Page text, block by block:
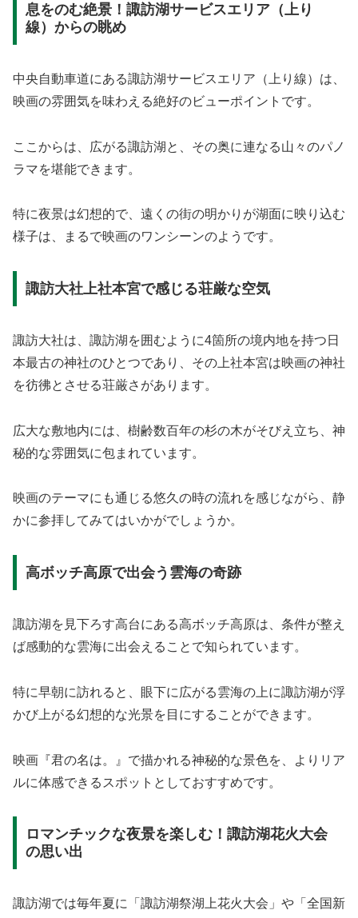
息をのむ絶景！諏訪湖サービスエリア（上り
線）からの眺め
中央自動車道にある諏訪湖サービスエリア（上り線）は、
映画の雰囲気を味わえる絶好のビューポイントです。
ここからは、広がる諏訪湖と、その奥に連なる山々のパノ
ラマを堪能できます。
特に夜景は幻想的で、遠くの街の明かりが湖面に映り込む
様子は、まるで映画のワンシーンのようです。
諏訪大社上社本宮で感じる荘厳な空気
諏訪大社は、諏訪湖を囲むように4箇所の境内地を持つ日
本最古の神社のひとつであり、その上社本宮は映画の神社
を彷彿とさせる荘厳さがあります。
広大な敷地内には、樹齢数百年の杉の木がそびえ立ち、神
秘的な雰囲気に包まれています。
映画のテーマにも通じる悠久の時の流れを感じながら、静
かに参拝してみてはいかがでしょうか。
高ボッチ高原で出会う雲海の奇跡
諏訪湖を見下ろす高台にある高ボッチ高原は、条件が整え
ば感動的な雲海に出会えることで知られています。
特に早朝に訪れると、眼下に広がる雲海の上に諏訪湖が浮
かび上がる幻想的な光景を目にすることができます。
映画『君の名は。』で描かれる神秘的な景色を、よりリア
ルに体感できるスポットとしておすすめです。
ロマンチックな夜景を楽しむ！諏訪湖花火大会
の思い出
諏訪湖では毎年夏に「諏訪湖祭湖上花火大会」や「全国新